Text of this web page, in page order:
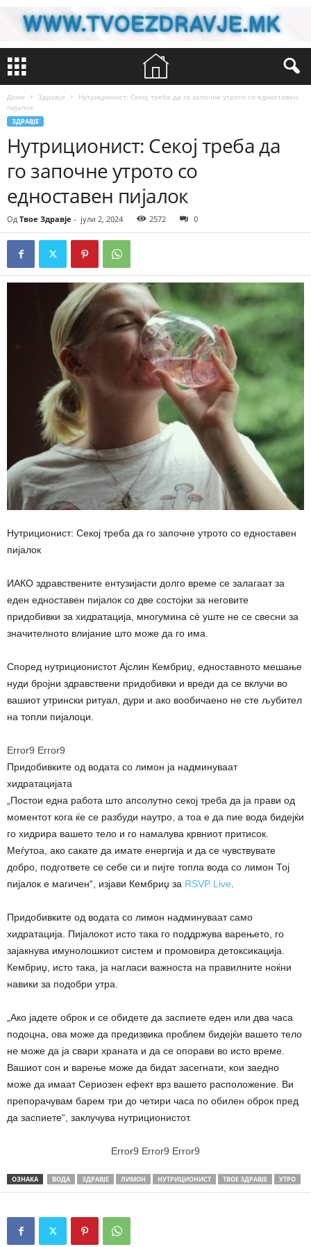
Дома Здравје
Нутриционист: Секој треба да го започне утрото со едноставен
пијалок
ЗДРАВЈЕ
Нутриционист: Секој треба да
го започне утрото со
едноставен пијалок
Од Твое Здравје - јули 2, 2024 2572 0
Нутриционист: Секој треба да го започне утрото со едноставен
пијалок
ИАКО здравствените ентузијасти долго време се залагаат за
еден едноставен пијалок со две состојки за неговите
придобивки за хидратација, многумина сè уште не се свесни за
значителното влијание што може да го има.
Според нутриционистот Ајслин Кембриџ, едноставното мешање
нуди бројни здравствени придобивки и вреди да се вклучи во
вашиот утрински ритуал, дури и ако вообичаено не сте љубител
на топли пијалоци.
Error9 Error9
Придобивките од водата со лимон ја надминуваат
хидратацијата
„Постои една работа што апсолутно секој треба да ја прави од
моментот кога ќе се разбуди наутро, а тоа е да пие вода бидејќи
го хидрира вашето тело и го намалува крвниот притисок.
Меѓутоа, ако сакате да имате енергија и да се чувствувате
добро, подгответе се себе си и пијте топла вода со лимон Тој
пијалок е магичен“, изјави Кембриџ за RSVP Live.
Придобивките од водата со лимон надминуваат само
хидратација. Пијалокот исто така го поддржува варењето, го
зајакнува имунолошкиот систем и промовира детоксикација.
Кембриџ, исто така, ја нагласи важноста на правилните ноќни
навики за подобри утра.
„Ако јадете оброк и се обидете да заспиете еден или два часа
подоцна, ова може да предизвика проблем бидејќи вашето тело
не може да ја свари храната и да се опорави во исто време.
Вашиот сон и варење може да бидат засегнати, кои заедно
може да имаат Сериозен ефект врз вашето расположение. Ви
препорачувам барем три до четири часа по обилен оброк пред
да заспиете“, заклучува нутриционистот.
Error9 Error9 Error9
ОЗНАКА ВОДА ЗДРАВЈЕ ЛИМОН НУТРИЦИОНИСТ ТВОЕ ЗДРАВЈЕ УТРО